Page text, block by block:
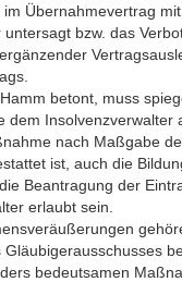
Übernahmevertrag
bzw. das
betont, muss
dem Insolvenzverwalter
nach Maßgabe
ist, auch die
Beantragung der
erlaubt sein.
bedeutsamen